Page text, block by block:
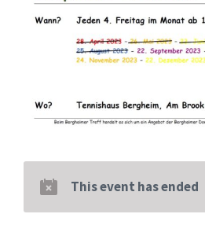
This event has ended